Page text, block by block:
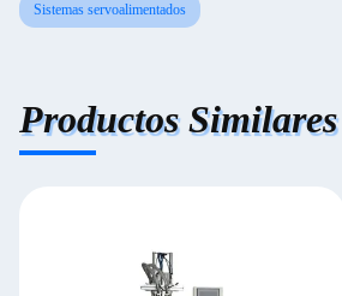
Sistemas servoalimentados
Productos Similares